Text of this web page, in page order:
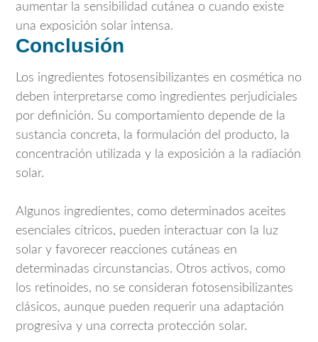
aumentar la sensibilidad cutánea o cuando existe
una exposición solar intensa.
Conclusión
Los ingredientes fotosensibilizantes en cosmética no
deben interpretarse como ingredientes perjudiciales
por definición. Su comportamiento depende de la
sustancia concreta, la formulación del producto, la
concentración utilizada y la exposición a la radiación
solar.
Algunos ingredientes, como determinados aceites
esenciales cítricos, pueden interactuar con la luz
solar y favorecer reacciones cutáneas en
determinadas circunstancias. Otros activos, como
los retinoides, no se consideran fotosensibilizantes
clásicos, aunque pueden requerir una adaptación
progresiva y una correcta protección solar.